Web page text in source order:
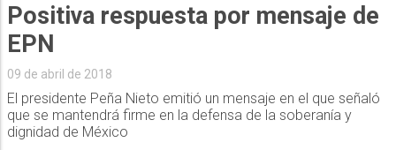
Positiva respuesta por mensaje de
EPN
09 de abril de 2018
El presidente Peña Nieto emitió un mensaje en el que señaló
que se mantendrá firme en la defensa de la soberanía y
dignidad de México